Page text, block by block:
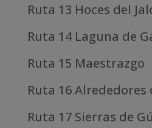
Ruta 13 Hoces del
Ruta 14 Laguna de
Ruta 15 Maestrazgo
Ruta 16 Alrededores
Ruta 17 Sierras de